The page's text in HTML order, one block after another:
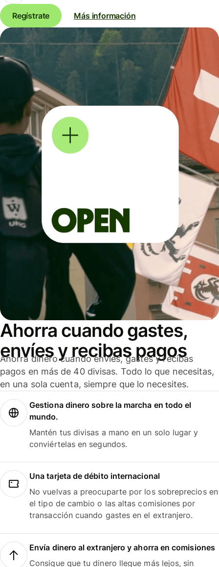
Regístrate Más información
Ahorra cuando gastes,
envíes y recibas pagos
Ahorra dinero cuando envíes, gastes y recibas
pagos en más de 40 divisas. Todo lo que necesitas,
en una sola cuenta, siempre que lo necesites.
Gestiona dinero sobre la marcha en todo el
mundo.
Mantén tus divisas a mano en un solo lugar y
conviértelas en segundos.
Una tarjeta de débito internacional
No vuelvas a preocuparte por los sobreprecios en
el tipo de cambio o las altas comisiones por
transacción cuando gastes en el extranjero.
Envía dinero al extranjero y ahorra en comisiones
Consigue que tu dinero llegue más lejos, sin